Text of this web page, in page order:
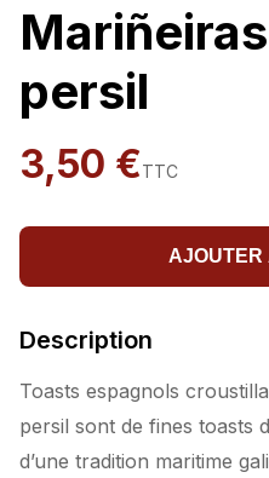
persil
3,50 €TTC
AJOUTER
Description
Toasts espagnols
persil sont de fines toasts
d’une tradition maritime